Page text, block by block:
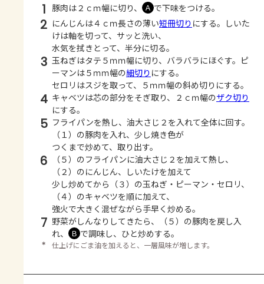
1 豚肉は２ｃｍ幅に切り、 Ａ で下味をつける。
2 にんじんは４ｃｍ長さの薄い短冊切り にする。しいた
けは軸を切って、サッと洗い、
水気を拭きとって、半分に切る。
3 玉ねぎはタテ５ｍｍ幅に切り、バラバラにほぐす。ピ
ーマンは５ｍｍ幅の細切り にする。
セロリはスジを取って、５ｍｍ幅の斜め切りにする。
4 キャベツは芯の部分をそぎ取り、２ｃｍ幅のザク切り
にする。
5 フライパンを熱し、油大さじ２を入れて全体に回す。
（１）の豚肉を入れ、少し焼き色が
つくまで炒めて、取り出す。
6
（５）のフライパンに油大さじ２を加えて熱し、
（２）のにんじん、しいたけを加えて
少し炒めてから（３）の玉ねぎ・ピーマン・セロリ、
（４）のキャベツを順に加えて、
強火で大きく混ぜながら手早く炒める。
7 野菜がしんなりしてきたら、（５）の豚肉を戻し入
れ、
Ｂ で調味し、ひと炒めする。
＊ 仕上げにごま油を加えると、一層風味が増します。